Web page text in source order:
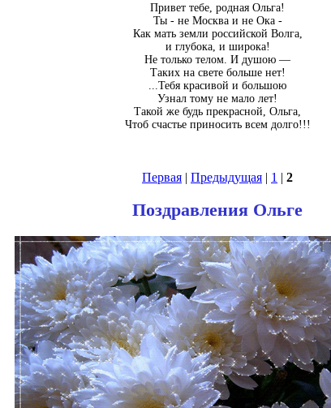
Привет тебе, родная Ольга!
Ты - не Москва и не Ока -
Как мать земли российской Волга,
и глубока, и широка!
Не только телом. И душою —
Таких на свете больше нет!
...Тебя красивой и большою
Узнал тому не мало лет!
Такой же будь прекрасной, Ольга,
Чтоб счастье приносить всем долго!!!
Первая | Предыдущая | 1 | 2
Поздравления Ольге